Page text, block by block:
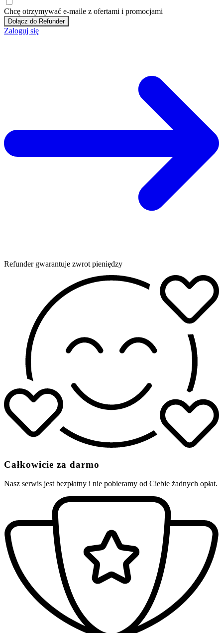
Chcę otrzymywać e-maile z ofertami i promocjami
Dołącz do Refunder
Zaloguj się
Refunder gwarantuje zwrot pieniędzy
Całkowicie za darmo
Nasz serwis jest bezpłatny i nie pobieramy od Ciebie żadnych opłat.